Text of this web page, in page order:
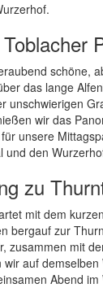
schöne,
das lange
unschwierigen
wir das
unsere
und den
zu
mit dem
bergauf zur
zusammen mit
auf
Abend